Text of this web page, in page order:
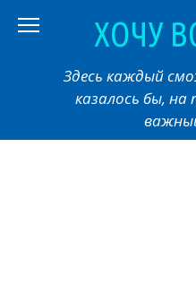
ХОЧУ
Здесь каждый
казалось бы, на